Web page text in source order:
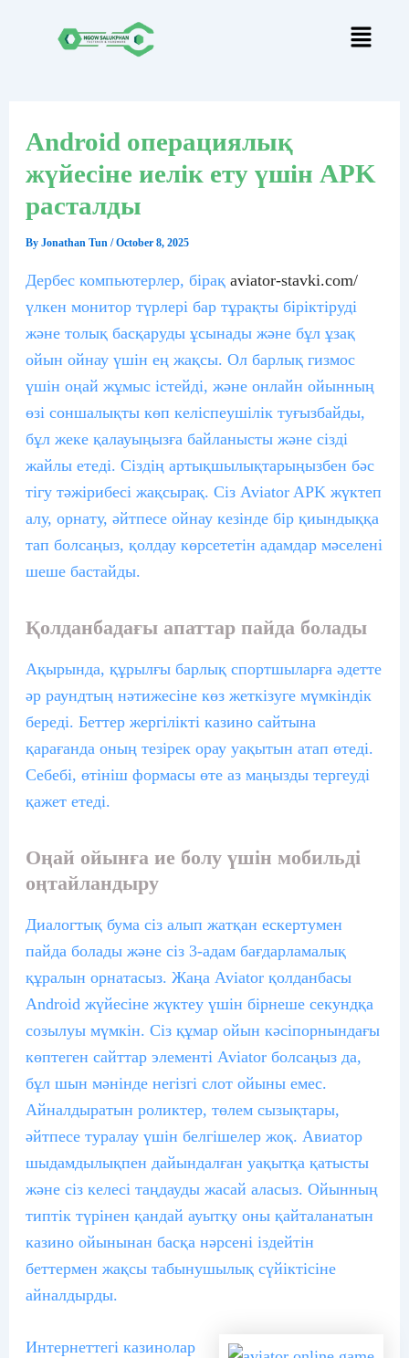
Android операциялық
жүйесіне иелік ету үшін APK
расталды
By Jonathan Tun /October 8, 2025
Дербес компьютерлер, бірақ aviator-stavki.com/
үлкен монитор түрлері бар тұрақты біріктіруді
және толық басқаруды ұсынады және бұл ұзақ
ойын ойнау үшін ең жақсы. Ол барлық гизмос
үшін оңай жұмыс істейді, және онлайн ойынның
өзі соншалықты көп келіспеушілік туғызбайды,
бұл жеке қалауыңызға байланысты және сізді
жайлы етеді. Сіздің артықшылықтарыңызбен бәс
тігу тәжірибесі жақсырақ. Сіз Aviator APK жүктеп
алу, орнату, әйтпесе ойнау кезінде бір қиындыққа
тап болсаңыз, қолдау көрсететін адамдар мәселені
шеше бастайды.
Қолданбадағы апаттар пайда болады
Ақырында, құрылғы барлық спортшыларға әдетте
әр раундтың нәтижесіне көз жеткізуге мүмкіндік
береді. Беттер жергілікті казино сайтына
қарағанда оның тезірек орау уақытын атап өтеді.
Себебі, өтініш формасы өте аз маңызды тергеуді
қажет етеді.
Оңай ойынға ие болу үшін мобильді
оңтайландыру
Диалогтық бума сіз алып жатқан ескертумен
пайда болады және сіз 3-адам бағдарламалық
құралын орнатасыз. Жаңа Aviator қолданбасы
Android жүйесіне жүктеу үшін бірнеше секундқа
созылуы мүмкін. Сіз құмар ойын кәсіпорнындағы
көптеген сайттар элементі Aviator болсаңыз да,
бұл шын мәнінде негізгі слот ойыны емес.
Айналдыратын роликтер, төлем сызықтары,
әйтпесе туралау үшін белгішелер жоқ. Авиатор
шыдамдылықпен дайындалған уақытқа қатысты
және сіз келесі таңдауды жасай аласыз. Ойынның
типтік түрінен қандай ауытқу оны қайталанатын
казино ойынынан басқа нәрсені іздейтін
беттермен жақсы табынушылық сүйіктісіне
айналдырды.
Интернеттегі казинолар
navigation